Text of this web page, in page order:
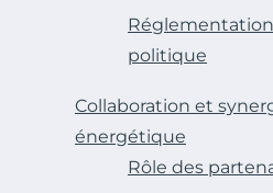
politique
Collaboration et
énergétique
Rôle des